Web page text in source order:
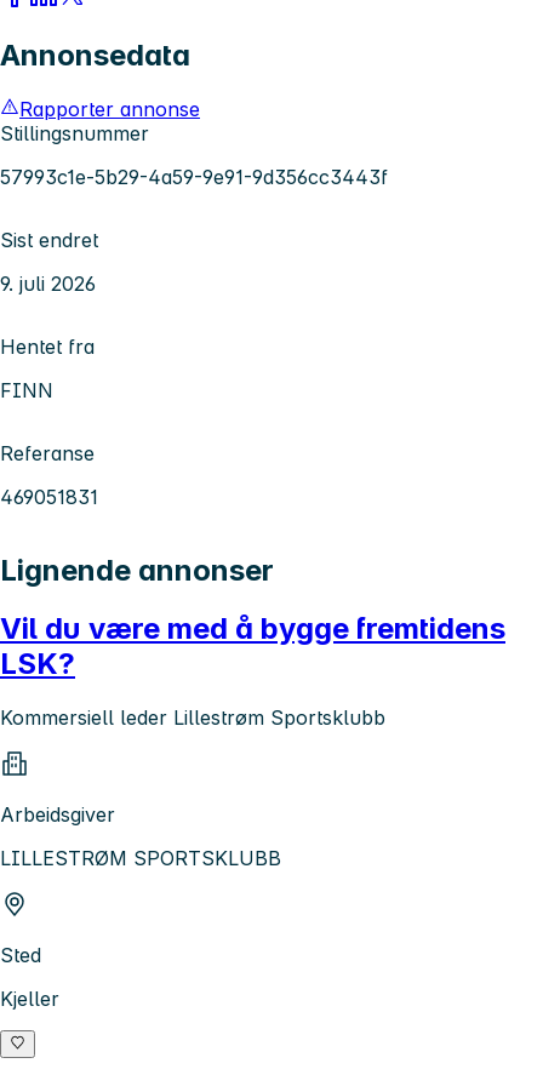
Annonsedata
Rapporter annonse
Stillingsnummer
57993c1e-5b29-4a59-9e91-9d356cc3443f
Sist endret
9. juli 2026
Hentet fra
FINN
Referanse
469051831
Lignende annonser
Vil du være med å bygge fremtidens
LSK?
Kommersiell leder Lillestrøm Sportsklubb
Arbeidsgiver
LILLESTRØM SPORTSKLUBB
Sted
Kjeller